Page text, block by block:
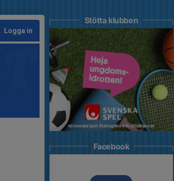
Logga in
Stötta klubben
Facebook